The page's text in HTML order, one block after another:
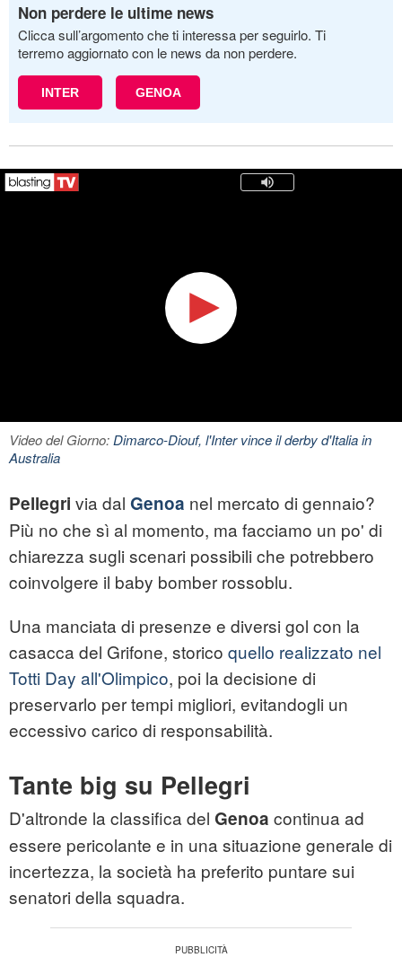
Non perdere le ultime news
Clicca sull’argomento che ti interessa per seguirlo. Ti
terremo aggiornato con le news da non perdere.
INTER GENOA
Video del Giorno:Dimarco-Diouf, l'Inter vince il derby d'Italia in
Australia
Pellegri via dal Genoa nel mercato di gennaio?
Più no che sì al momento, ma facciamo un po' di
chiarezza sugli scenari possibili che potrebbero
coinvolgere il baby bomber rossoblu.
Una manciata di presenze e diversi gol con la
casacca del Grifone, storico quello realizzato nel
Totti Day all'Olimpico, poi la decisione di
preservarlo per tempi migliori, evitandogli un
eccessivo carico di responsabilità.
Tante big su Pellegri
D'altronde la classifica del Genoa continua ad
essere pericolante e in una situazione generale di
incertezza, la società ha preferito puntare sui
senatori della squadra.